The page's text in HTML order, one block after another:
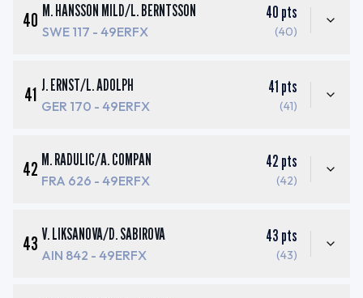
40 M. HANSSON MILD/L. BERNTSSON
SWE 117 - 49ERFX
40 pts
(40)
41 J. ERNST/L. ADOLPH
GER 170 - 49ERFX
41 pts
(41)
42 M. RADULIC/A. COMPAN
FRA 626 - 49ERFX
42 pts
(42)
43 V. LIKSANOVA/D. SABIROVA
AIN 842 - 49ERFX
43 pts
(43)